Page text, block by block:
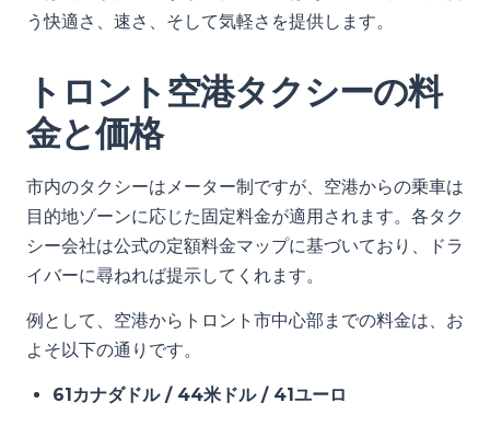
う快適さ、速さ、そして気軽さを提供します。
トロント空港タクシーの料
金と価格
市内のタクシーはメーター制ですが、空港からの乗車は
目的地ゾーンに応じた固定料金が適用されます。各タク
シー会社は公式の定額料金マップに基づいており、ドラ
イバーに尋ねれば提示してくれます。
例として、空港からトロント市中心部までの料金は、お
よそ以下の通りです。
61カナダドル / 44米ドル / 41ユーロ